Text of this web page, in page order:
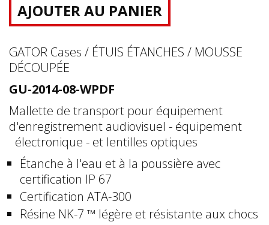
AJOUTER AU PANIER
GATOR Cases / ÉTUIS ÉTANCHES / MOUSSE
DÉCOUPÉE
GU-2014-08-WPDF
Mallette de transport pour équipement
d'enregistrement audiovisuel - équipement
électronique - et lentilles optiques
Étanche à l'eau et à la poussière avec
certification IP 67
Certification ATA-300
Résine NK-7 ™ légère et résistante aux chocs